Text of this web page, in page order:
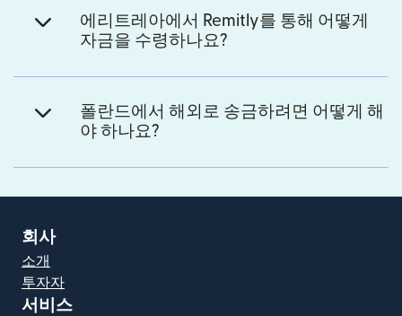
에리트레아에서 Remitly를 통해 어떻게
자금을 수령하나요?
폴란드에서 해외로 송금하려면 어떻게 해
야 하나요?
회사
소개
투자자
서비스